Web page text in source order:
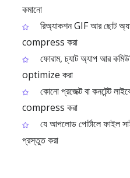
কমানো
রিঅ্যাকশন GIF আর ছোট
compress করা
ফোরাম, চ্যাট অ্যাপ আর
optimize করা
কোনো প্রজেক্ট বা কনটেন্ট
compress করা
যে আপলোড পোর্টালে
প্রস্তুত করা